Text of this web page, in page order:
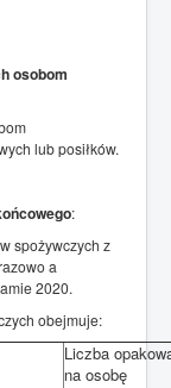
osobom
lub posiłków.
:
spożywczych z
a
2020.
obejmuje:
Liczba
na osobę